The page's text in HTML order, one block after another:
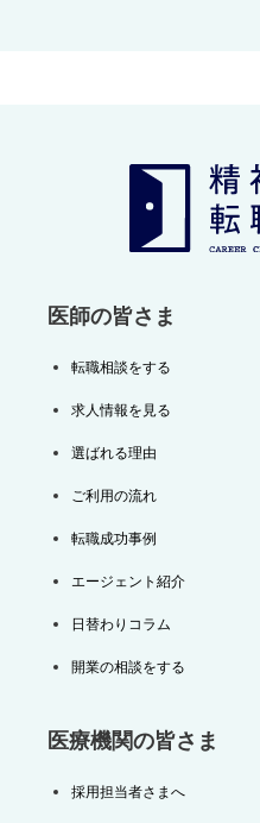
医師の皆さま
転職相談をする
求人情報を見る
選ばれる理由
ご利用の流れ
転職成功事例
エージェント紹介
日替わりコラム
開業の相談をする
医療機関の皆さま
採用担当者さまへ